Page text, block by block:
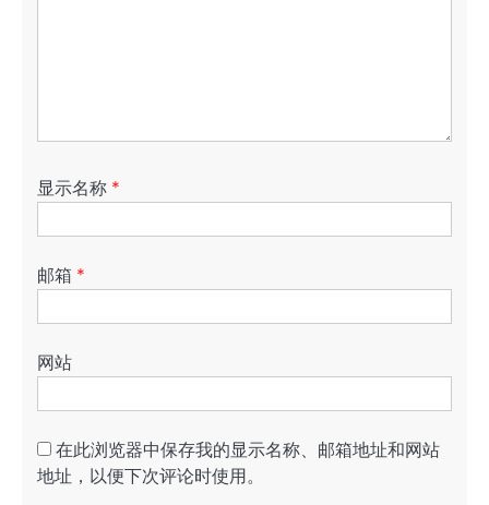
显示名称 *
邮箱 *
网站
在此浏览器中保存我的显示名称、邮箱地址和网站
地址，以便下次评论时使用。